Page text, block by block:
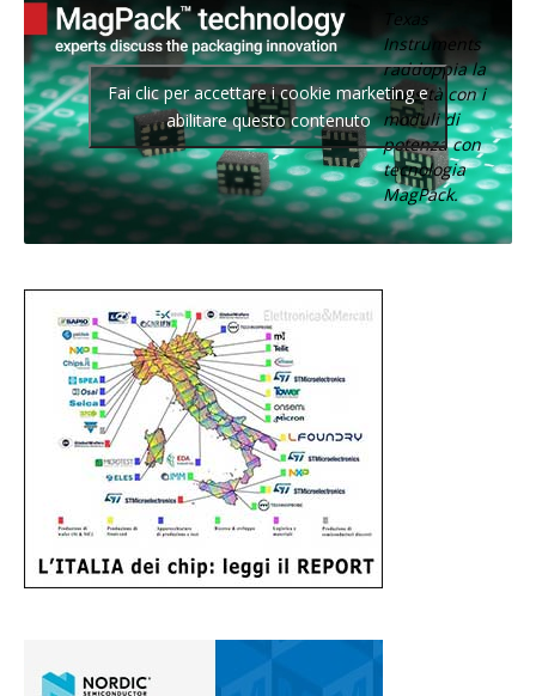
Texas
Instruments
raddoppia la
densità con i
moduli di
potenza con
tecnologia
MagPack.
Fai clic per accettare i cookie marketing e
abilitare questo contenuto